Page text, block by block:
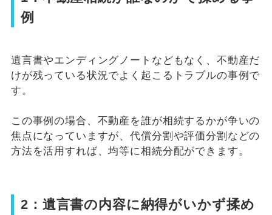
例
遺言書やエンディングノートなどもなく、不動産だ
けが残っている状況でよく起こるトラブルの事例で
す。
この事例の場合、不動産を誰が相続するかが争いの
焦点になっていますが、代償分割や評価分割などの
方法を活用すれば、均等に相続分配ができます。
2：遺言書の内容に納得がいかず揉め